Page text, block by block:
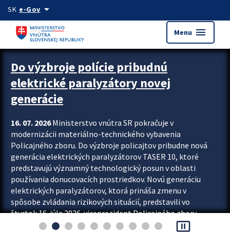
Preskocit na hlavný obsah
SK e-Govarrow_drop_down
Menu menu
Zastavit automatický posun upútavok
Do výzbroje polície pribudnú
elektrické paralyzátory novej
generácie
16. 07. 2026Ministerstvo vnútra SR pokračuje v
modernizácii materiálno-technického vybavenia
Policajného zboru. Do výzbroje policajtov pribudne nová
generácia elektrických paralyzátorov TASER 10, ktoré
predstavujú významný technologický posun v oblasti
používania donucovacích prostriedkov. Novú generáciu
elektrických paralyzátorov, ktorá prináša zmenu v
spôsobe zvládania rizikových situácií, predstavili vo
štvrtok 16. júla 2026 viceprezident Policajného zboru
Rastislav Polakovič a riaditeľ odboru výcviku...
pause_presentation